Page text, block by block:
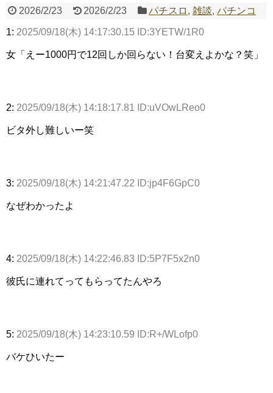
Powered by livedoor 相互RSS
2026/2/23 2026/2/23 パチスロ ,雑談,パチンコ
1: 2025/09/18(木) 14:17:30.15 ID:3YETW/1R0
女「えー1000円で12回しか回らない！台変えよかな？笑」
2: 2025/09/18(木) 14:18:17.81 ID:uVOwLReo0
ビタ外し難しいー笑
3: 2025/09/18(木) 14:21:47.22 ID:jp4F6GpC0
なぜわかったよ
4: 2025/09/18(木) 14:22:46.83 ID:5P7F5x2n0
彼氏に連れてってもらってたんやろ
5: 2025/09/18(木) 14:23:10.59 ID:R+/WLofp0
バケひいたー